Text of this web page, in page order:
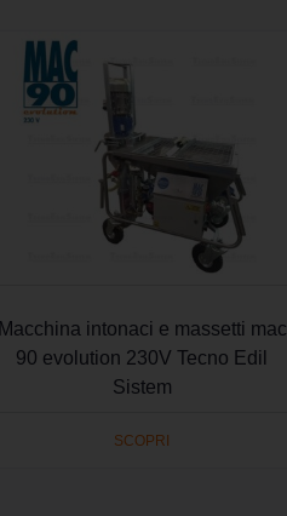
Macchina intonaci e massetti mac
90 evolution 230V Tecno Edil
Sistem
SCOPRI